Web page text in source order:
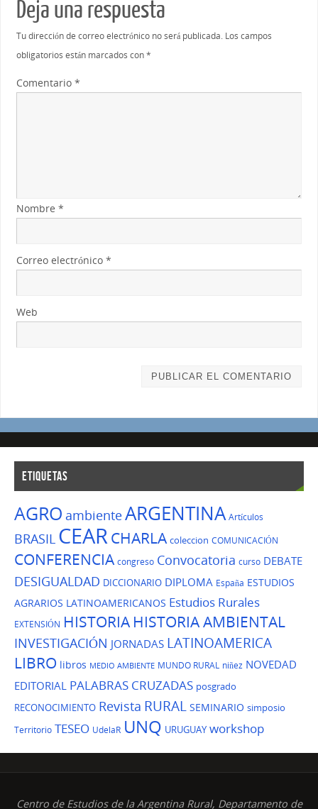
Deja una respuesta
Tu dirección de correo electrónico no será publicada. Los campos
obligatorios están marcados con*
Comentario *
Nombre *
Correo electrónico *
Web
ETIQUETAS
AGRO ambienteARGENTINA Artículos
BRASIL CEARCHARLA coleccion COMUNICACIÓN
CONFERENCIA congreso Convocatoria curso DEBATE
DESIGUALDAD DICCIONARIO DIPLOMA España ESTUDIOS
AGRARIOS LATINOAMERICANOS Estudios Rurales
EXTENSIÓN HISTORIA HISTORIA AMBIENTAL
INVESTIGACIÓN JORNADAS LATINOAMERICA
LIBRO libros MEDIO AMBIENTE MUNDO RURAL niñez NOVEDAD
EDITORIAL PALABRAS CRUZADAS posgrado
RECONOCIMIENTO Revista RURAL SEMINARIO simposio
Territorio TESEO UdelaR UNQ URUGUAY workshop
Centro de Estudios de la Argentina Rural, Departamento de